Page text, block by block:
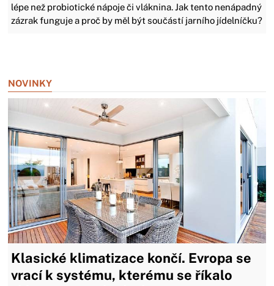
lépe než probiotické nápoje či vláknina. Jak tento nenápadný
zázrak funguje a proč by měl být součástí jarního jídelníčku?
NOVINKY
Klasické klimatizace končí. Evropa se
vrací k systému, kterému se říkalo